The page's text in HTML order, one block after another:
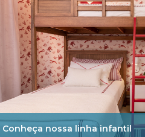
Conheça nossa linha infantil